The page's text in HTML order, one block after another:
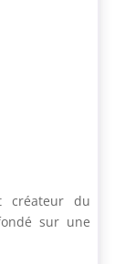
créateur du
sur une